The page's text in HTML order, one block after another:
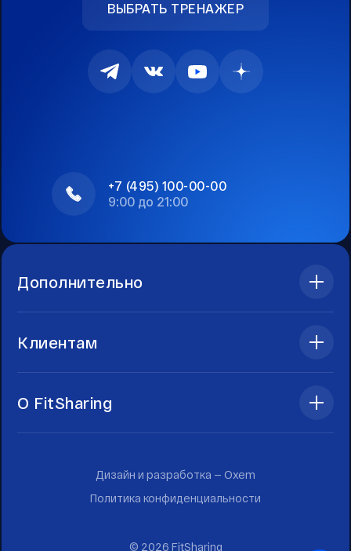
ВЫБРАТЬ ТРЕНАЖЕР
+7 (495) 100-00-00
9:00 до 21:00
Дополнительно
Клиентам
О FitSharing
© 2026 FitSharing
Политика конфиденциальности
Дизайн и разработка — Oxem